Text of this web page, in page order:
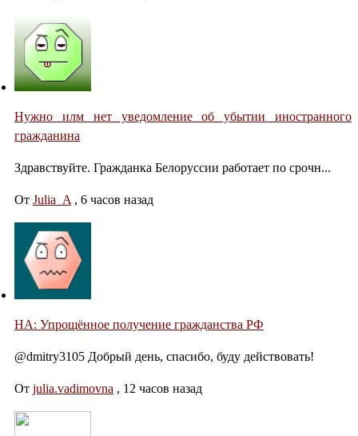
Нужно илм нет уведомление об убытии иностранного
гражданина
Здравствуйте. Гражданка Белоруссии работает по срочн...
От Julia_A , 6 часов назад
НА: Упрощённое получение гражданства РФ
@dmitry3105 Добрый день, спасибо, буду действовать!
От julia.vadimovna , 12 часов назад